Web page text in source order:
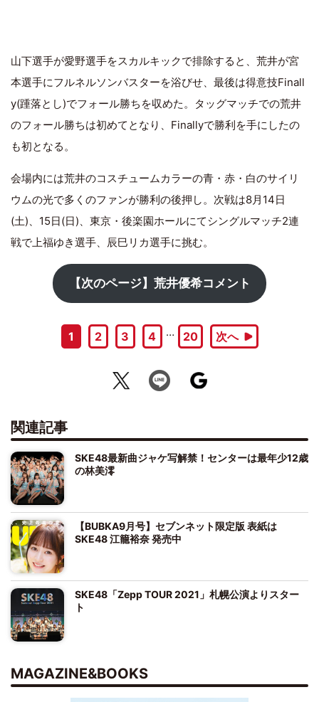
山下選手が愛野選手をスカルキックで排除すると、荒井が宮
本選手にフルネルソンバスターを浴びせ、最後は得意技Finall
y(踵落とし)でフォール勝ちを収めた。タッグマッチでの荒井
のフォール勝ちは初めてとなり、Finallyで勝利を手にしたの
も初となる。
会場内には荒井のコスチュームカラーの青・赤・白のサイリ
ウムの光で多くのファンが勝利の後押し。次戦は8月14日
(土)、15日(日)、東京・後楽園ホールにてシングルマッチ2連
戦で上福ゆき選手、辰巳リカ選手に挑む。
【次のページ】荒井優希コメント
1 2 3 4 … 20 次へ
関連記事
SKE48最新曲ジャケ写解禁！センターは最年少12歳
の林美澪
【BUBKA9月号】セブンネット限定版 表紙は
SKE48 江籠裕奈 発売中
SKE48「Zepp TOUR 2021」札幌公演よりスター
ト
MAGAZINE&BOOKS